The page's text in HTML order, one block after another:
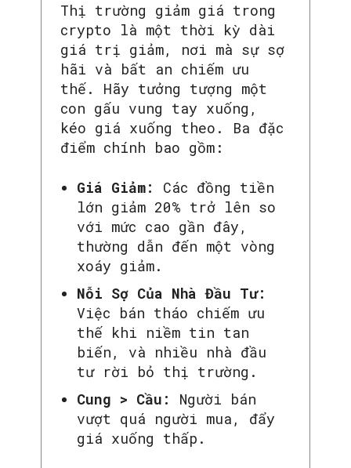
Thị trường giảm giá trong
crypto là một thời kỳ dài
giá trị giảm, nơi mà sự sợ
hãi và bất an chiếm ưu
thế. Hãy tưởng tượng một
con gấu vung tay xuống,
kéo giá xuống theo. Ba đặc
điểm chính bao gồm:
Giá Giảm:
Các đồng tiền
lớn giảm 20% trở lên so
với mức cao gần đây,
thường dẫn đến một vòng
xoáy giảm.
Nỗi Sợ Của Nhà Đầu Tư:
Việc bán tháo chiếm ưu
thế khi niềm tin tan
biến, và nhiều nhà đầu
tư rời bỏ thị trường.
Cung > Cầu:
Người bán
vượt quá người mua, đẩy
giá xuống thấp.